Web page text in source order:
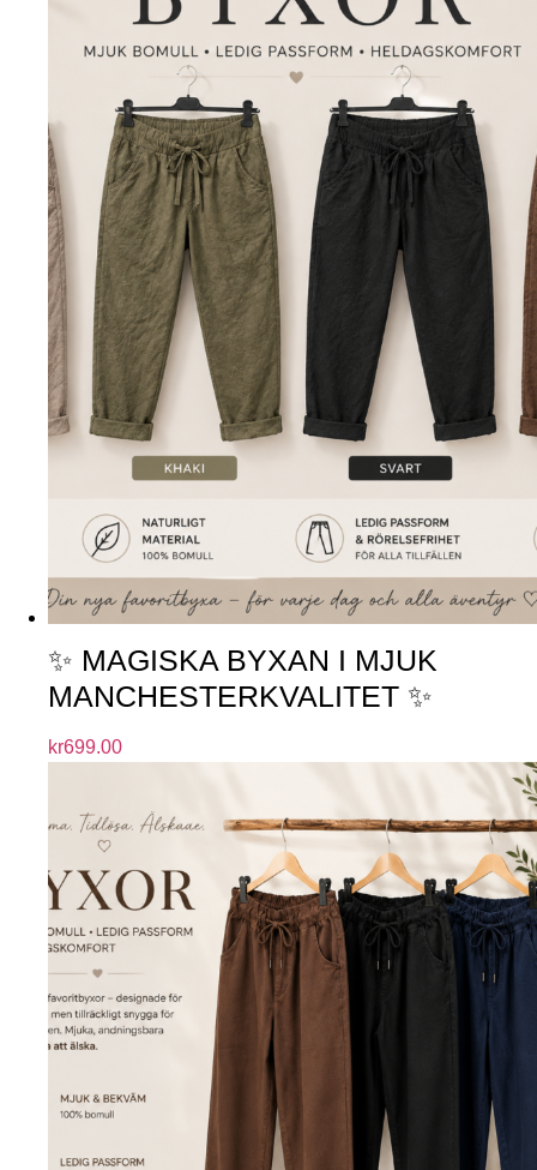
✨ MAGISKA BYXAN I MJUK
MANCHESTERKVALITET ✨
kr699.00